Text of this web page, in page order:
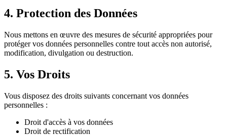
4. Protection des Données
Nous mettons en œuvre des mesures de sécurité appropriées pour
protéger vos données personnelles contre tout accès non autorisé,
modification, divulgation ou destruction.
5. Vos Droits
Vous disposez des droits suivants concernant vos données
personnelles :
Droit d'accès à vos données
Droit de rectification